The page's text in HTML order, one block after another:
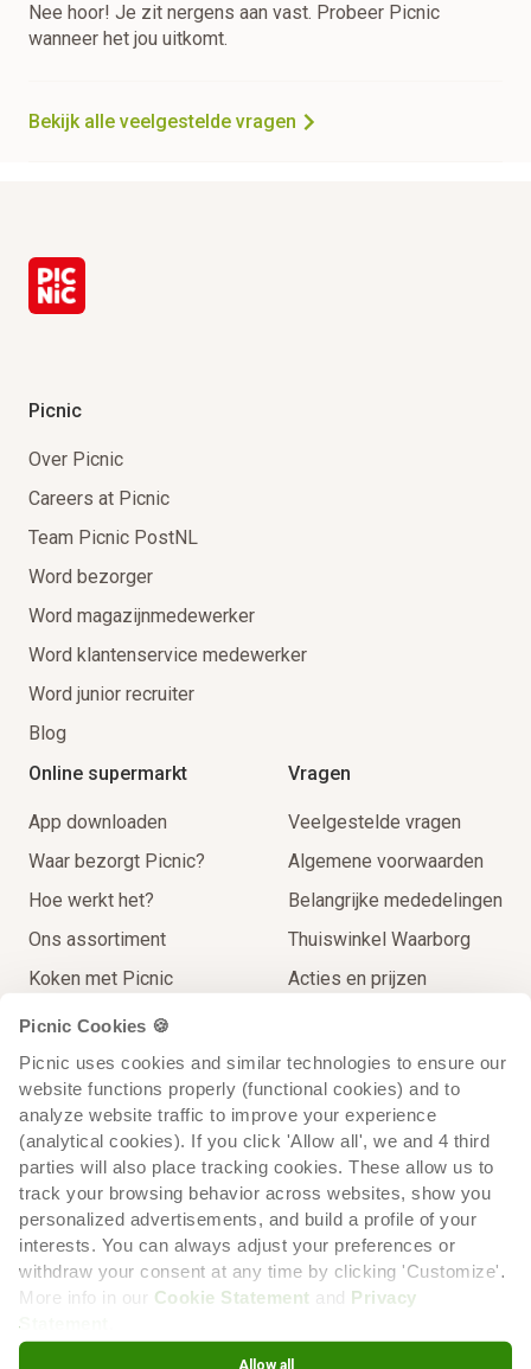
Picnic Cookies 🍪
Picnic uses cookies and similar technologies to ensure our
website functions properly (functional cookies) and to
analyze website traffic to improve your experience
(analytical cookies). If you click 'Allow all', we and 4 third
parties will also place tracking cookies. These allow us to
track your browsing behavior across websites, show you
personalized advertisements, and build a profile of your
interests. You can always adjust your preferences or
withdraw your consent at any time by clicking 'Customize'.
More info in our Cookie Statement and Privacy
Statement
Allow all
Nee hoor! Je zit nergens aan vast. Probeer Picnic
wanneer het jou uitkomt.
Bekijk alle veelgestelde vragen
Picnic
Over Picnic
Careers at Picnic
Team Picnic PostNL
Word bezorger
Word magazijnmedewerker
Word klantenservice medewerker
Word junior recruiter
Blog
Online supermarkt
App downloaden
Waar bezorgt Picnic?
Hoe werkt het?
Ons assortiment
Koken met Picnic
Thuisbezorgingen
Extra Service
Op reis voor de lokale prijs
Recycling
Vragen
Veelgestelde vragen
Algemene voorwaarden
Belangrijke mededelingen
Thuiswinkel Waarborg
Acties en prijzen
Cookie voorkeuren